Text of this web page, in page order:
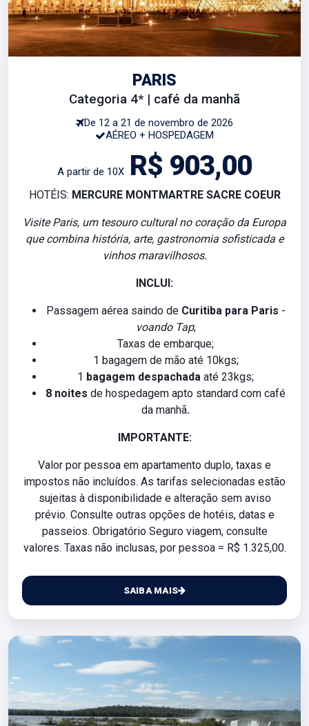
PARIS
Categoria 4* | café da manhã
De 12 a 21 de novembro de 2026
AÉREO + HOSPEDAGEM
A partir de 10X R$ 903,00
HOTÉIS: MERCURE MONTMARTRE SACRE COEUR
Visite Paris, um tesouro cultural no coração da Europa
que combina história, arte, gastronomia sofisticada e
vinhos maravilhosos.
INCLUI:
Passagem aérea saindo de Curitiba para Paris -
voando Tap;
Taxas de embarque;
1 bagagem de mão até 10kgs;
1 bagagem despachada até 23kgs;
8 noites de hospedagem apto standard com café
da manhã.
IMPORTANTE:
Valor por pessoa em apartamento duplo, taxas e
impostos não incluídos. As tarifas selecionadas estão
sujeitas à disponibilidade e alteração sem aviso
prévio. Consulte outras opções de hotéis, datas e
passeios. Obrigatório Seguro viagem, consulte
valores. Taxas não inclusas, por pessoa = R$ 1.325,00.
SAIBA MAIS